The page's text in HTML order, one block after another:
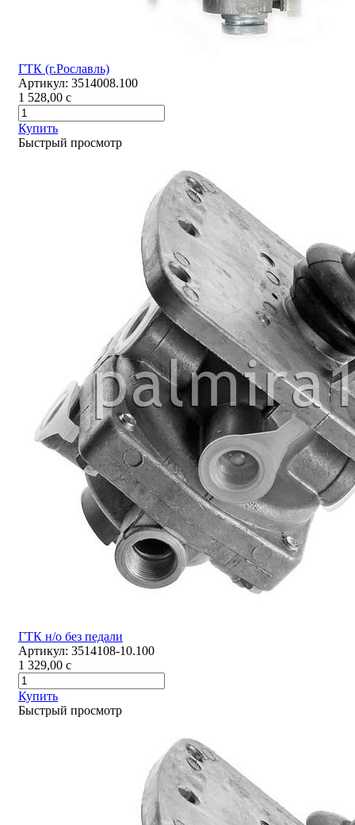
ГТК (г.Рославль)
Артикул: 3514008.100
1 528,00 c
Купить
Быстрый просмотр
ГТК н/о без педали
Артикул: 3514108-10.100
1 329,00 c
Купить
Быстрый просмотр